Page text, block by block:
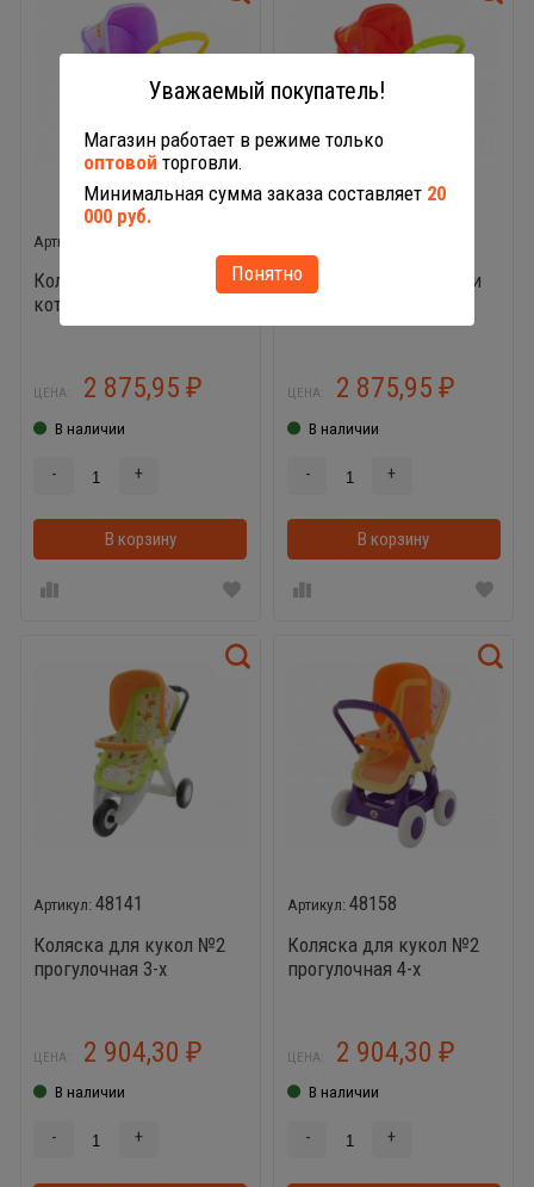
Коляска для кукол Три
кота №1
ЦЕНА: 2 875,95 ₽
В наличии
- +
В корзину В корзинке
Коляска для кукол Три
ЦЕНА: 2 875,95₽
В наличии
- +
В корзину
48141
Коляска для кукол №2
прогулочная 3-х
ЦЕНА: 2 904,30 ₽
В наличии
- +
48158
Коляска для кукол №2
прогулочная 4-х
ЦЕНА: 2 904,30₽
В наличии
- +
Уважаемый покупатель!
Магазин работает в режиме только
оптовой торговли.
Минимальная сумма заказа составляет 20
000 руб.
Понятно